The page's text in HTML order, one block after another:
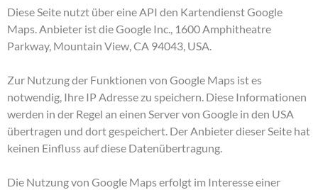
Diese Seite nutzt über eine API den Kartendienst Google
Maps. Anbieter ist die Google Inc., 1600 Amphitheatre
Parkway, Mountain View, CA 94043, USA.
Zur Nutzung der Funktionen von Google Maps ist es
notwendig, Ihre IP Adresse zu speichern. Diese Informationen
werden in der Regel an einen Server von Google in den USA
übertragen und dort gespeichert. Der Anbieter dieser Seite hat
keinen Einfluss auf diese Datenübertragung.
Die Nutzung von Google Maps erfolgt im Interesse einer